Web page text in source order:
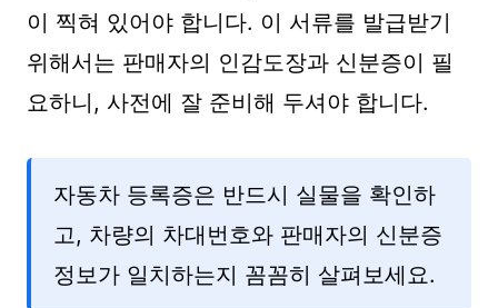
이 찍혀 있어야 합니다. 이 서류를 발급받기
위해서는 판매자의 인감도장과 신분증이 필
요하니, 사전에 잘 준비해 두셔야 합니다.
자동차 등록증은 반드시 실물을 확인하
고, 차량의 차대번호와 판매자의 신분증
정보가 일치하는지 꼼꼼히 살펴보세요.